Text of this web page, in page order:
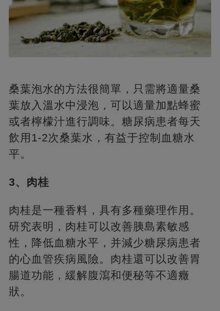
桑葉泡水的方法很簡單，只需將適量桑
葉放入溫水中浸泡，可以適量加點蜂蜜
或者檸檬汁進行調味。糖尿病患者每天
飲用1-2次桑葉水，有益于控制血糖水
平。
3、肉桂
肉桂是一種香料，具有多種藥理作用。
研究表明，肉桂可以改善胰島素敏感
性，降低血糖水平，并減少糖尿病患者
的心血管疾病風險。肉桂還可以改善胃
腸道功能，緩解腹瀉和便秘等不適癥
狀。